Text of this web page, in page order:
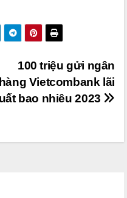
100 triệu gửi ngân
hàng Vietcombank lãi
bao nhiêu 2023